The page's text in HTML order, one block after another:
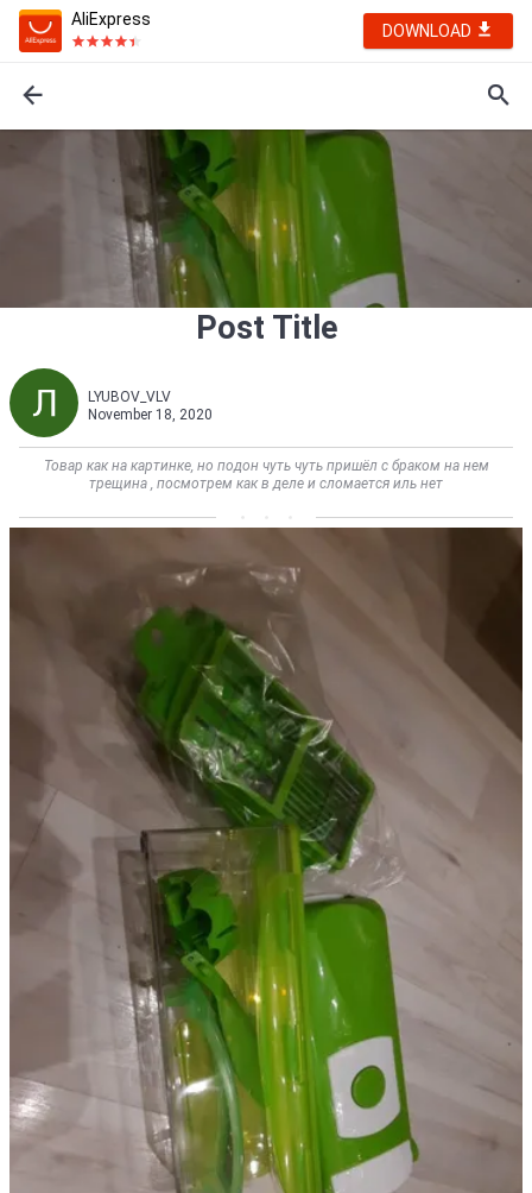
AliExpress
DOWNLOAD
Post Title
LYUBOV_VLV
November 18, 2020
Товар как на картинке, но подон чуть чуть пришёл с браком на нем
трещина , посмотрем как в деле и сломается иль нет